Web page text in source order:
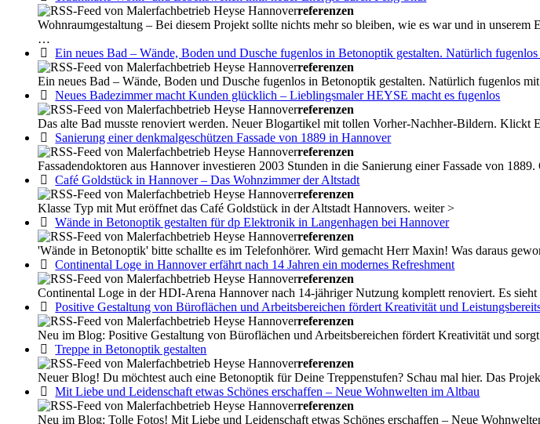
referenzen
Wohnraumgestaltung – Bei diesem Projekt sollte nichts mehr so bleiben, wie es war und in
…
Ein neues Bad – Wände, Boden und Dusche fugenlos in Betonoptik gestalten. Natürlich
referenzen
Ein neues Bad – Wände, Boden und Dusche fugenlos in Betonoptik gestalten. Natürlich fugenlos
Neues Badezimmer macht Kunden glücklich – Lieblingsmaler HEYSE macht es fugenlos
referenzen
Das alte Bad musste renoviert werden. Neuer Blogartikel mit tollen Vorher-Nachher-Bildern. Klickt
Sanierung einer denkmalgeschützen Fassade von 1889 in Hannover
referenzen
Fassadendoktoren aus Hannover investieren 2003 Stunden in die Sanierung einer Fassade von
Café Goldstück in Hannover – Das Wohnzimmer der Altstadt
referenzen
Klasse Typ mit Mut eröffnet das Café Goldstück in der Altstadt Hannovers. weiter >
Wände in Betonoptik gestalten für dp Elektronik in Langenhagen bei Hannover
referenzen
'Wände in Betonoptik' bitte schallte es im Telefonhörer. Wird gemacht Herr Maxin! Was daraus
Continental Loge in Hannover erfährt nach 14 Jahren ein modernes Refreshment
referenzen
Continental Loge in der HDI-Arena Hannover nach 14-jähriger Nutzung komplett renoviert. Es
Positive Gestaltung von Büroflächen und Arbeitsbereichen fördert Kreativität und
referenzen
Neu im Blog: Positive Gestaltung von Büroflächen und Arbeitsbereichen fördert Kreativität und
Treppe in Betonoptik gestalten
referenzen
Neuer Blog! Du möchtest auch eine Betonoptik für Deine Treppenstufen? Schau mal hier. Das
Mit Liebe und Leidenschaft etwas Schönes erschaffen – Neue Wohnwelten im Altbau
referenzen
Neu im Blog: Tolle Fotos! Mit Liebe und Leidenschaft etwas Schönes erschaffen – Neue